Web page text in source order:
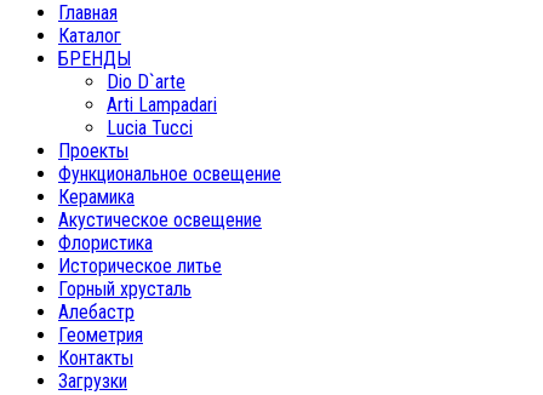
Главная
Каталог
БРЕНДЫ
Dio D`arte
Arti Lampadari
Lucia Tucci
Проекты
Функциональное освещение
Керамика
Акустическое освещение
Флористика
Историческое литье
Горный хрусталь
Алебастр
Геометрия
Контакты
Загрузки